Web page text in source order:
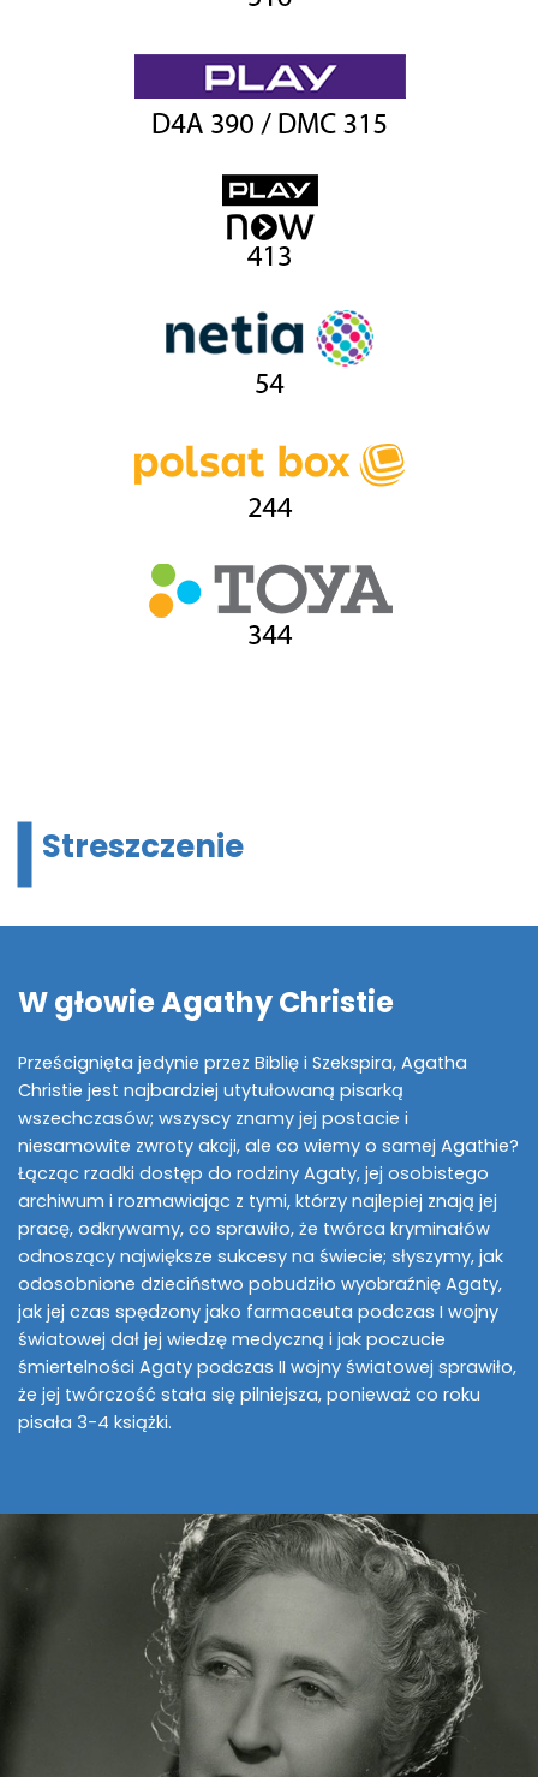
Streszczenie
W głowie Agathy Christie
Prześcignięta jedynie przez Biblię i Szekspira, Agatha
Christie jest najbardziej utytułowaną pisarką
wszechczasów; wszyscy znamy jej postacie i
niesamowite zwroty akcji, ale co wiemy o samej Agathie?
Łącząc rzadki dostęp do rodziny Agaty, jej osobistego
archiwum i rozmawiając z tymi, którzy najlepiej znają jej
pracę, odkrywamy, co sprawiło, że twórca kryminałów
odnoszący największe sukcesy na świecie; słyszymy, jak
odosobnione dzieciństwo pobudziło wyobraźnię Agaty,
jak jej czas spędzony jako farmaceuta podczas I wojny
światowej dał jej wiedzę medyczną i jak poczucie
śmiertelności Agaty podczas II wojny światowej sprawiło,
że jej twórczość stała się pilniejsza, ponieważ co roku
pisała 3-4 książki.